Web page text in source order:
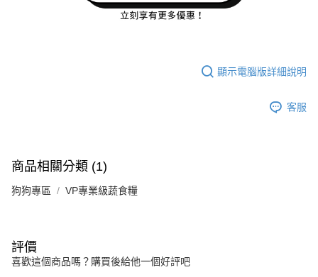
顯示電腦版詳細說明
客服
商品相關分類 (1)
狗狗專區 VP專業級蔬食糧
評價
喜歡這個商品嗎？購買後給他一個好評吧